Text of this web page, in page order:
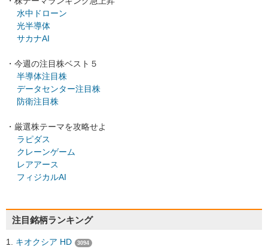
水中ドローン
光半導体
サカナAI
・今週の注目株ベスト５
半導体注目株
データセンター注目株
防衛注目株
・厳選株テーマを攻略せよ
ラピダス
クレーンゲーム
レアアース
フィジカルAI
注目銘柄ランキング
キオクシア HD 3094